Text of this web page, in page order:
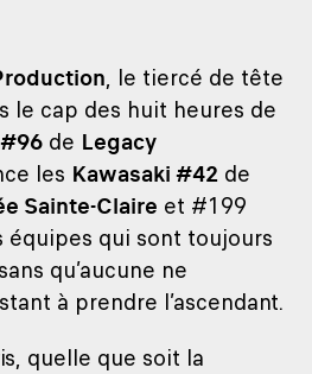
, le tiercé de tête
le cap des huit heures de
de Legacy
les Kawasaki #42 de
Sainte-Claire et #199
équipes qui sont toujours
qu’aucune ne
à prendre l’ascendant.
quelle que soit la